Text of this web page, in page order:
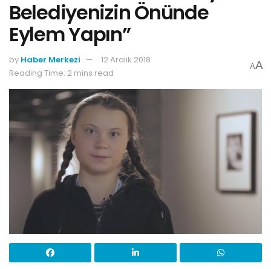
Belediyenizin Önünde
Eylem Yapın”
by Haber Merkezi
12 Aralık 2018
Reading Time: 2 mins read
AA